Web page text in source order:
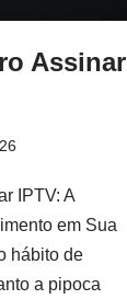
Assinar
IPTV: A
em Sua
hábito de
a pipoca